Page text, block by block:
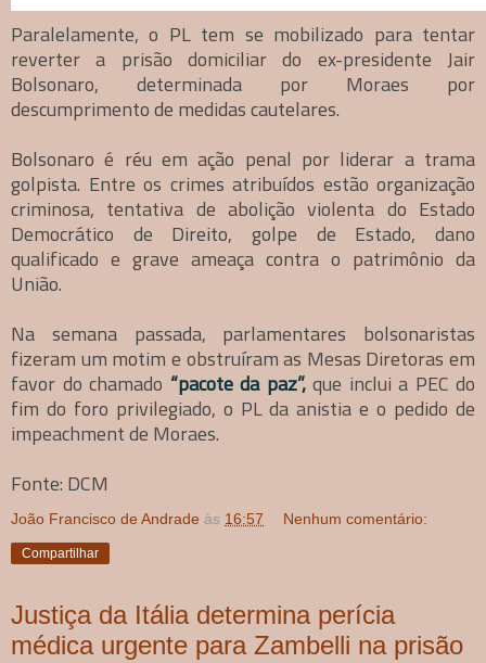
Paralelamente, o PL tem se mobilizado para tentar
reverter a prisão domiciliar do ex-presidente Jair
Bolsonaro, determinada por Moraes por
descumprimento de medidas cautelares.
Bolsonaro é réu em ação penal por liderar a trama
golpista. Entre os crimes atribuídos estão organização
criminosa, tentativa de abolição violenta do Estado
Democrático de Direito, golpe de Estado, dano
qualificado e grave ameaça contra o patrimônio da
União.
Na semana passada, parlamentares bolsonaristas
fizeram um motim e obstruíram as Mesas Diretoras em
favor do chamado “pacote da paz”,que inclui a PEC do
fim do foro privilegiado, o PL da anistia e o pedido de
impeachment de Moraes.
Fonte: DCM
João Francisco de Andrade às 16:57 Nenhum comentário:
Compartilhar
Justiça da Itália determina perícia
médica urgente para Zambelli na prisão